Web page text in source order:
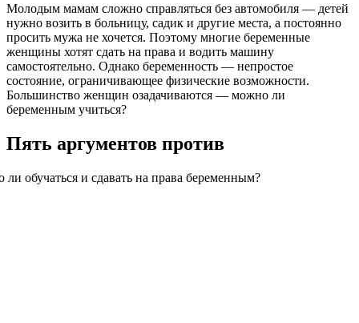
Молодым мамам сложно справляться без автомобиля — детей
нужно возить в больницу, садик и другие места, а постоянно
просить мужа не хочется. Поэтому многие беременные
женщины хотят сдать на права и водить машину
самостоятельно. Однако беременность — непростое
состояние, ограничивающее физические возможности.
Большинство женщин озадачиваются — можно ли
беременным учиться?
Пять аргументов против